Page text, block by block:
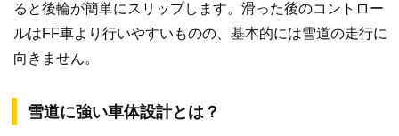
ると後輪が簡単にスリップします。滑った後のコントロー
ルはFF車より行いやすいものの、基本的には雪道の走行に
向きません。
雪道に強い車体設計とは？